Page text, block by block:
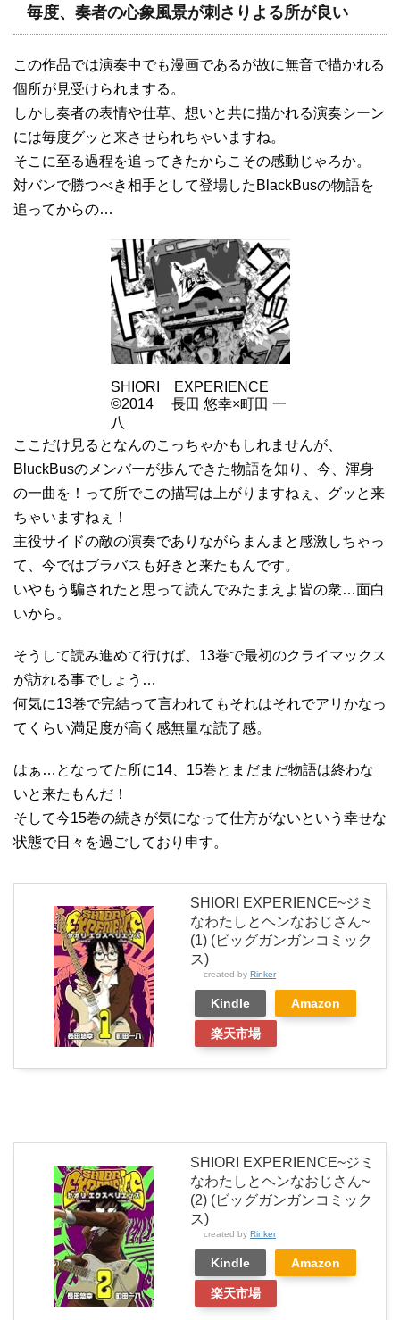
毎度、奏者の心象風景が刺さりよる所が良い
この作品では演奏中でも漫画であるが故に無音で描かれる
個所が見受けられまする。
しかし奏者の表情や仕草、想いと共に描かれる演奏シーン
には毎度グッと来させられちゃいますね。
そこに至る過程を追ってきたからこその感動じゃろか。
対バンで勝つべき相手として登場したBlackBusの物語を
追ってからの…
SHIORI EXPERIENCE
©2014 長田 悠幸×町田 一
八
ここだけ見るとなんのこっちゃかもしれませんが、
BluckBusのメンバーが歩んできた物語を知り、今、渾身
の一曲を！って所でこの描写は上がりますねぇ、グッと来
ちゃいますねぇ！
主役サイドの敵の演奏でありながらまんまと感激しちゃっ
て、今ではブラバスも好きと来たもんです。
いやもう騙されたと思って読んでみたまえよ皆の衆…面白
いから。
そうして読み進めて行けば、13巻で最初のクライマックス
が訪れる事でしょう…
何気に13巻で完結って言われてもそれはそれでアリかなっ
てくらい満足度が高く感無量な読了感。
はぁ…となってた所に14、15巻とまだまだ物語は終わな
いと来たもんだ！
そして今15巻の続きが気になって仕方がないという幸せな
状態で日々を過ごしており申す。
SHIORI EXPERIENCE~ジミ
なわたしとヘンなおじさん~
(1) (ビッグガンガンコミック
ス)
created by Rinker
Kindle Amazon
楽天市場
SHIORI EXPERIENCE~ジミ
なわたしとヘンなおじさん~
(2) (ビッグガンガンコミック
ス)
created by Rinker
Kindle Amazon
楽天市場